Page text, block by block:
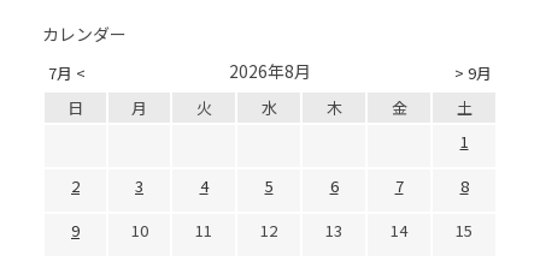
カレンダー
7月 < > 9月
2026年8月
日 月 火 水 木 金
土
1
2
3 4 5 6 7
8
9
10 11 12 13 14
15